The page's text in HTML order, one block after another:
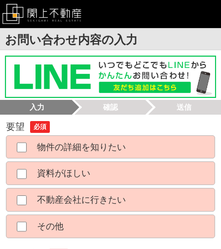
お問い合わせ内容の入力
入力 確認 送信
要望 必須
物件の詳細を知りたい
資料がほしい
不動産会社に行きたい
その他